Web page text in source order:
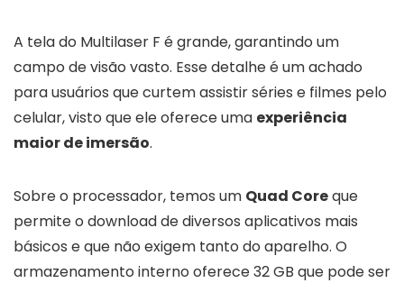
A tela do Multilaser F é grande, garantindo um
campo de visão vasto. Esse detalhe é um achado
para usuários que curtem assistir séries e filmes pelo
celular, visto que ele oferece uma experiência
maior de imersão.
Sobre o processador, temos um Quad Coreque
permite o download de diversos aplicativos mais
básicos e que não exigem tanto do aparelho. O
armazenamento interno oferece 32 GB que pode ser